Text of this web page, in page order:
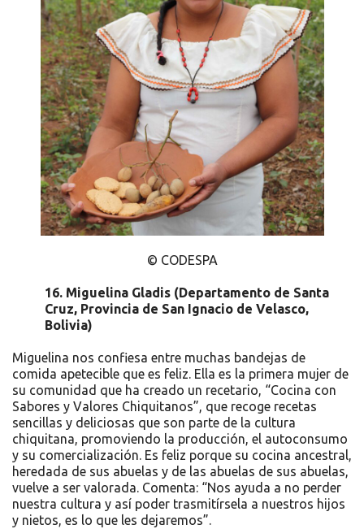
© CODESPA
16. Miguelina Gladis (Departamento de Santa
Cruz, Provincia de San Ignacio de Velasco,
Bolivia)
Miguelina nos confiesa entre muchas bandejas de
comida apetecible que es feliz. Ella es la primera mujer de
su comunidad que ha creado un recetario, “Cocina con
Sabores y Valores Chiquitanos”, que recoge recetas
sencillas y deliciosas que son parte de la cultura
chiquitana, promoviendo la producción, el autoconsumo
y su comercialización. Es feliz porque su cocina ancestral,
heredada de sus abuelas y de las abuelas de sus abuelas,
vuelve a ser valorada. Comenta: “Nos ayuda a no perder
nuestra cultura y así poder trasmitírsela a nuestros hijos
y nietos, es lo que les dejaremos”.